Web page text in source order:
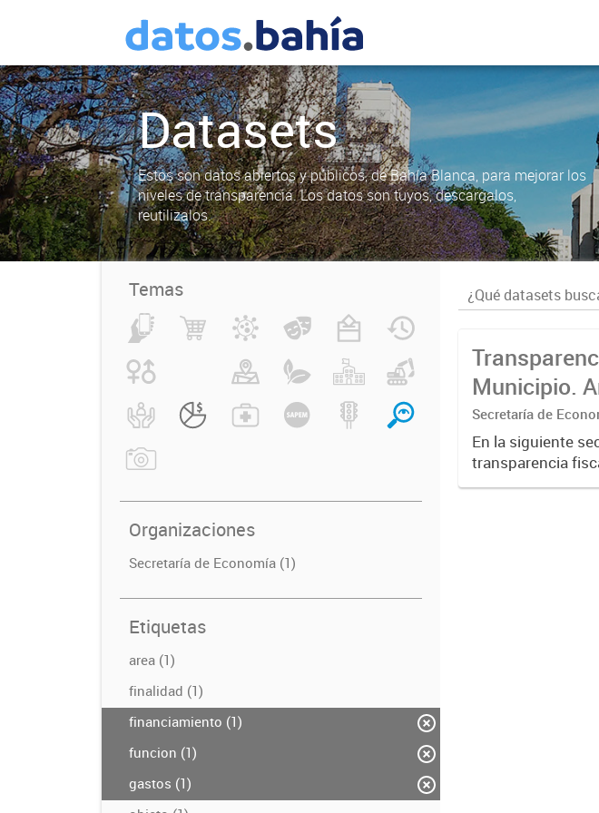
Datasets
Estos son datos abiertos y públicos, de Bahía Blanca, para mejorar los
niveles de transparencia. Los datos son tuyos, descargalos,
reutilizalos.
Temas
Organizaciones
Secretaría de Economía (1)
Etiquetas
area (1)
finalidad (1)
financiamiento (1)
funcion (1)
gastos (1)
Municipio.
Secretaría de
En la siguiente
transparencia